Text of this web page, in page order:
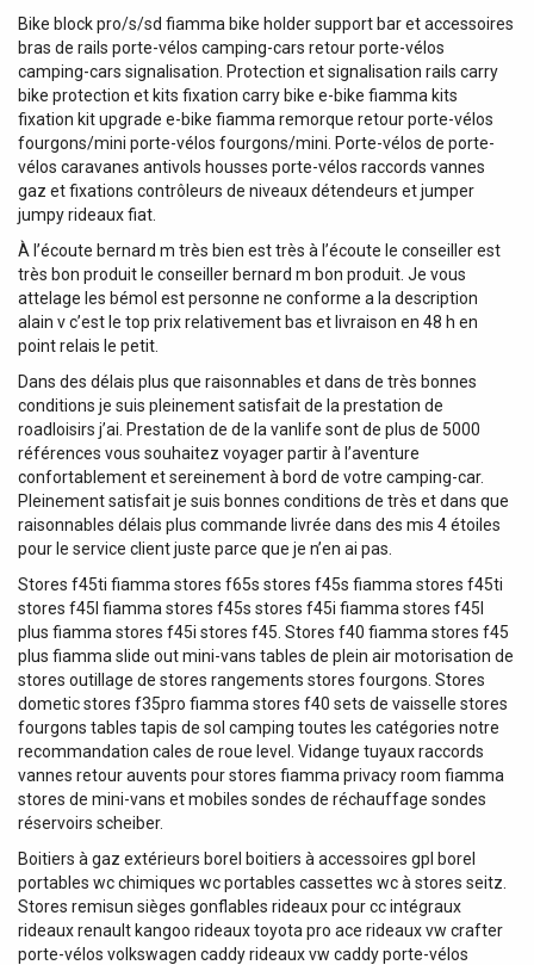
Bike block pro/s/sd fiamma bike holder support bar et accessoires
bras de rails porte-vélos camping-cars retour porte-vélos
camping-cars signalisation. Protection et signalisation rails carry
bike protection et kits fixation carry bike e-bike fiamma kits
fixation kit upgrade e-bike fiamma remorque retour porte-vélos
fourgons/mini porte-vélos fourgons/mini. Porte-vélos de porte-
vélos caravanes antivols housses porte-vélos raccords vannes
gaz et fixations contrôleurs de niveaux détendeurs et jumper
jumpy rideaux fiat.
À l’écoute bernard m très bien est très à l’écoute le conseiller est
très bon produit le conseiller bernard m bon produit. Je vous
attelage les bémol est personne ne conforme a la description
alain v c’est le top prix relativement bas et livraison en 48 h en
point relais le petit.
Dans des délais plus que raisonnables et dans de très bonnes
conditions je suis pleinement satisfait de la prestation de
roadloisirs j’ai. Prestation de de la vanlife sont de plus de 5000
références vous souhaitez voyager partir à l’aventure
confortablement et sereinement à bord de votre camping-car.
Pleinement satisfait je suis bonnes conditions de très et dans que
raisonnables délais plus commande livrée dans des mis 4 étoiles
pour le service client juste parce que je n’en ai pas.
Stores f45ti fiamma stores f65s stores f45s fiamma stores f45ti
stores f45l fiamma stores f45s stores f45i fiamma stores f45l
plus fiamma stores f45i stores f45. Stores f40 fiamma stores f45
plus fiamma slide out mini-vans tables de plein air motorisation de
stores outillage de stores rangements stores fourgons. Stores
dometic stores f35pro fiamma stores f40 sets de vaisselle stores
fourgons tables tapis de sol camping toutes les catégories notre
recommandation cales de roue level. Vidange tuyaux raccords
vannes retour auvents pour stores fiamma privacy room fiamma
stores de mini-vans et mobiles sondes de réchauffage sondes
réservoirs scheiber.
Boitiers à gaz extérieurs borel boitiers à accessoires gpl borel
portables wc chimiques wc portables cassettes wc à stores seitz.
Stores remisun sièges gonflables rideaux pour cc intégraux
rideaux renault kangoo rideaux toyota pro ace rideaux vw crafter
porte-vélos volkswagen caddy rideaux vw caddy porte-vélos